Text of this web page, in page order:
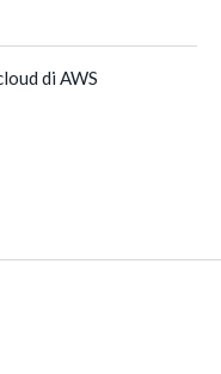
di AWS